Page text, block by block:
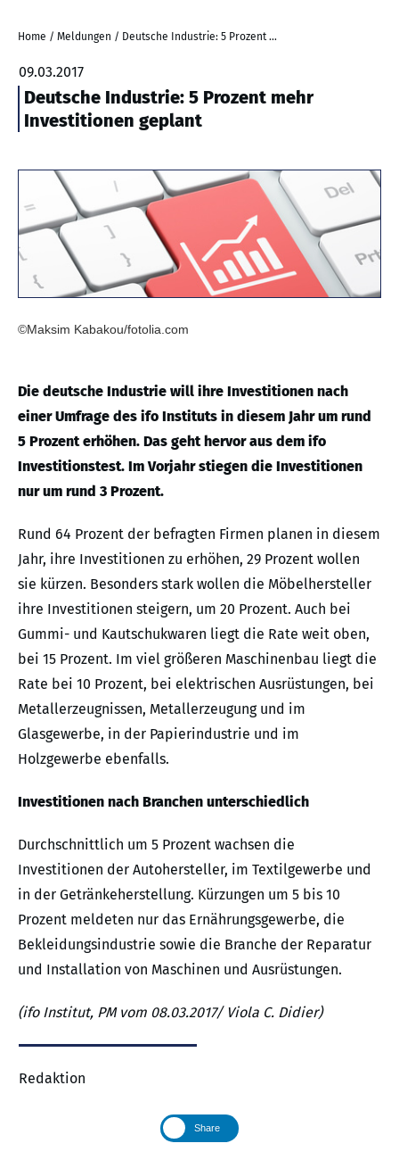
Home / Meldungen / Deutsche Industrie: 5 Prozent mehr Investitionen geplant
09.03.2017
Deutsche Industrie: 5 Prozent mehr
Investitionen geplant
©Maksim Kabakou/fotolia.com
Die deutsche Industrie will ihre Investitionen nach
einer Umfrage des ifo Instituts in diesem Jahr um rund
5 Prozent erhöhen. Das geht hervor aus dem ifo
Investitionstest. Im Vorjahr stiegen die Investitionen
nur um rund 3 Prozent.
Rund 64 Prozent der befragten Firmen planen in diesem
Jahr, ihre Investitionen zu erhöhen, 29 Prozent wollen
sie kürzen. Besonders stark wollen die Möbelhersteller
ihre Investitionen steigern, um 20 Prozent. Auch bei
Gummi- und Kautschukwaren liegt die Rate weit oben,
bei 15 Prozent. Im viel größeren Maschinenbau liegt die
Rate bei 10 Prozent, bei elektrischen Ausrüstungen, bei
Metallerzeugnissen, Metallerzeugung und im
Glasgewerbe, in der Papierindustrie und im
Holzgewerbe ebenfalls.
Investitionen nach Branchen unterschiedlich
Durchschnittlich um 5 Prozent wachsen die
Investitionen der Autohersteller, im Textilgewerbe und
in der Getränkeherstellung. Kürzungen um 5 bis 10
Prozent meldeten nur das Ernährungsgewerbe, die
Bekleidungsindustrie sowie die Branche der Reparatur
und Installation von Maschinen und Ausrüstungen.
(ifo Institut, PM vom 08.03.2017/ Viola C. Didier)
Redaktion
Share